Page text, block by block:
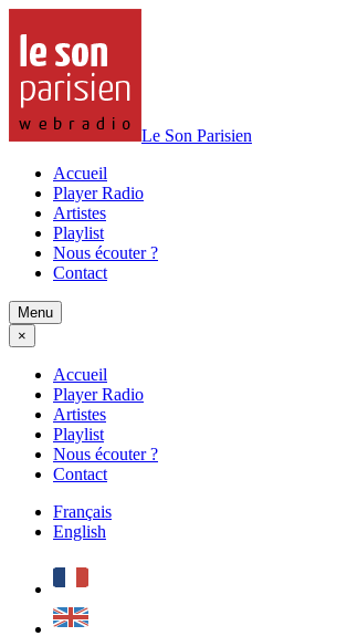
Le Son Parisien
Accueil
Player Radio
Artistes
Playlist
Nous écouter ?
Contact
Menu
×
Accueil
Player Radio
Artistes
Playlist
Nous écouter ?
Contact
Français
English